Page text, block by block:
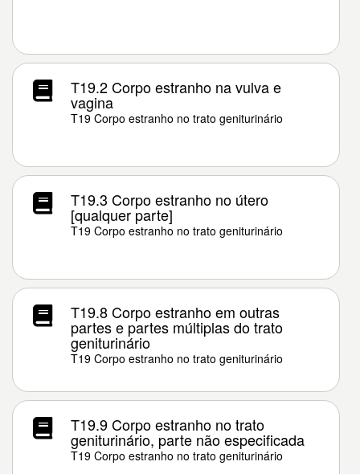
T19.2 Corpo estranho na vulva e
vagina
T19 Corpo estranho no trato geniturinário
T19.3 Corpo estranho no útero
[qualquer parte]
T19 Corpo estranho no trato geniturinário
T19.8 Corpo estranho em outras
partes e partes múltiplas do trato
geniturinário
T19 Corpo estranho no trato geniturinário
T19.9 Corpo estranho no trato
geniturinário, parte não especificada
T19 Corpo estranho no trato geniturinário